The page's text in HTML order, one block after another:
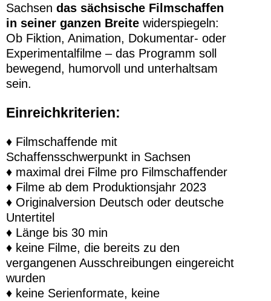
Sachsen das sächsische Filmschaffen
in seiner ganzen Breite widerspiegeln:
Ob Fiktion, Animation, Dokumentar- oder
Experimentalfilme – das Programm soll
bewegend, humorvoll und unterhaltsam
sein.
Einreichkriterien:
♦ Filmschaffende mit
Schaffensschwerpunkt in Sachsen
♦ maximal drei Filme pro Filmschaffender
♦ Filme ab dem Produktionsjahr 2023
♦ Originalversion Deutsch oder deutsche
Untertitel
♦ Länge bis 30 min
♦ keine Filme, die bereits zu den
vergangenen Ausschreibungen eingereicht
wurden
♦ keine Serienformate, keine